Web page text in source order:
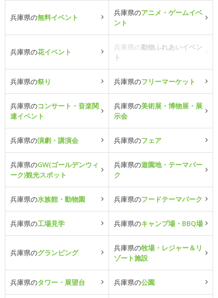
兵庫県の無料イベント
兵庫県のアニメ・ゲームイベ
ント
兵庫県の花イベント
兵庫県の動物ふれあいイベン
ト
兵庫県の祭り 兵庫県のフリーマーケット
兵庫県のコンサート・音楽関
連イベント
兵庫県の美術展・博物展・展
示会
兵庫県の演劇・講演会 兵庫県のフェア
兵庫県のGW(ゴールデンウィ
ーク)観光スポット
兵庫県の遊園地・テーマパー
ク
兵庫県の水族館・動物園 兵庫県のフードテーマパーク
兵庫県の工場見学 兵庫県のキャンプ場・BBQ場
兵庫県のグランピング
兵庫県の牧場・レジャー＆リ
ゾート施設
兵庫県のタワー・展望台 兵庫県の公園